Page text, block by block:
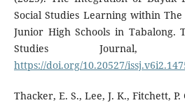
Social Studies Learning within
Junior High Schools in Tabalong.
Studies Journal,
https://doi.org/10.20527/
Thacker, E. S., Lee, J. K., Fitchett,